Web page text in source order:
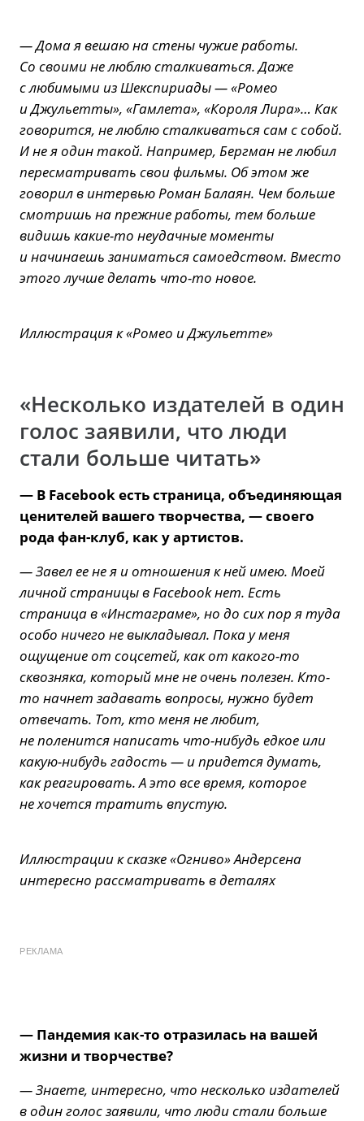
— Дома я вешаю на стены чужие работы.
Со своими не люблю сталкиваться. Даже
с любимыми из Шекспириады — «Ромео
и Джульетты», «Гамлета», «Короля Лира»… Как
говорится, не люблю сталкиваться сам с собой.
И не я один такой. Например, Бергман не любил
пересматривать свои фильмы. Об этом же
говорил в интервью Роман Балаян. Чем больше
смотришь на прежние работы, тем больше
видишь какие-то неудачные моменты
и начинаешь заниматься самоедством. Вместо
этого лучше делать что-то новое.
Иллюстрация к «Ромео и Джульетте»
«Несколько издателей в один
голос заявили, что люди
стали больше читать»
— В Facebook есть страница, объединяющая
ценителей вашего творчества, — своего
рода фан-клуб, как у артистов.
— Завел ее не я и отношения к ней имею. Моей
личной страницы в Facebook нет. Есть
страница в «Инстаграме», но до сих пор я туда
особо ничего не выкладывал. Пока у меня
ощущение от соцсетей, как от какого-то
сквозняка, который мне не очень полезен. Кто-
то начнет задавать вопросы, нужно будет
отвечать. Тот, кто меня не любит,
не поленится написать что-нибудь едкое или
какую-нибудь гадость — и придется думать,
как реагировать. А это все время, которое
не хочется тратить впустую.
Иллюстрации к сказке «Огниво» Андерсена
интересно рассматривать в деталях
РЕКЛАМА
— Пандемия как-то отразилась на вашей
жизни и творчестве?
— Знаете, интересно, что несколько издателей
в один голос заявили, что люди стали больше